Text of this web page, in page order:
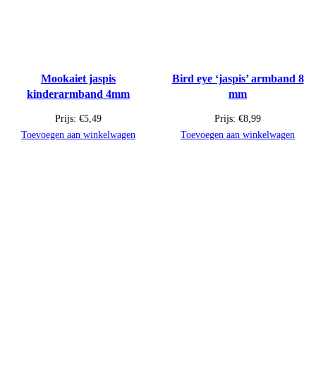
Mookaiet jaspis
kinderarmband 4mm
Prijs: €5,49
Toevoegen aan winkelwagen
Bird eye ‘jaspis’ armband 8
mm
Prijs: €8,99
Toevoegen aan winkelwagen